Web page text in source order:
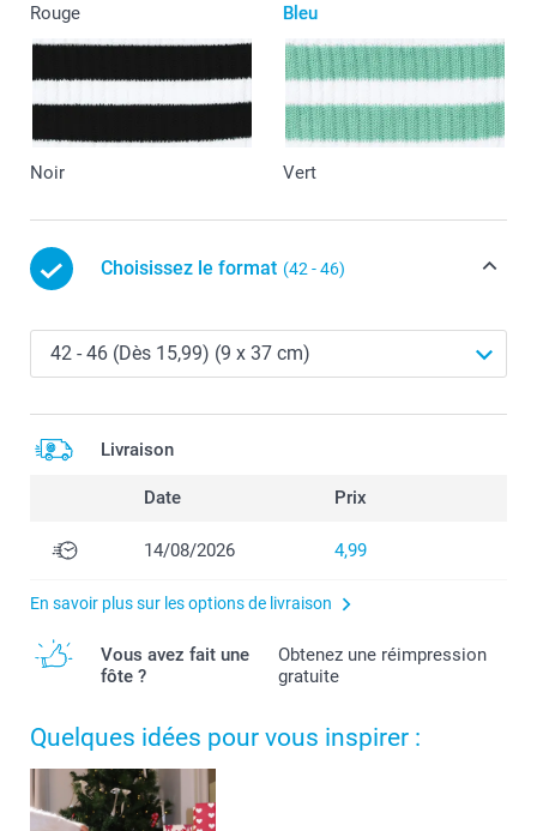
Rouge Bleu
Noir Vert
Choisissez le format (42 - 46)
Livraison
Date Prix
14/08/2026 4,99
En savoir plus sur les options de livraison
Vous avez fait une
fôte ?
Obtenez une réimpression
gratuite
Quelques idées pour vous inspirer :